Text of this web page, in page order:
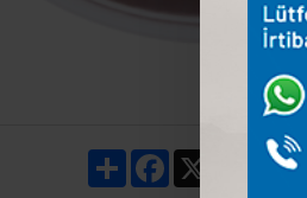
ShareFacebook